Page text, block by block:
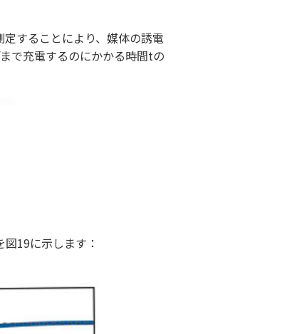
することにより、媒体の誘電
で充電するのにかかる時間tの
19に示します：